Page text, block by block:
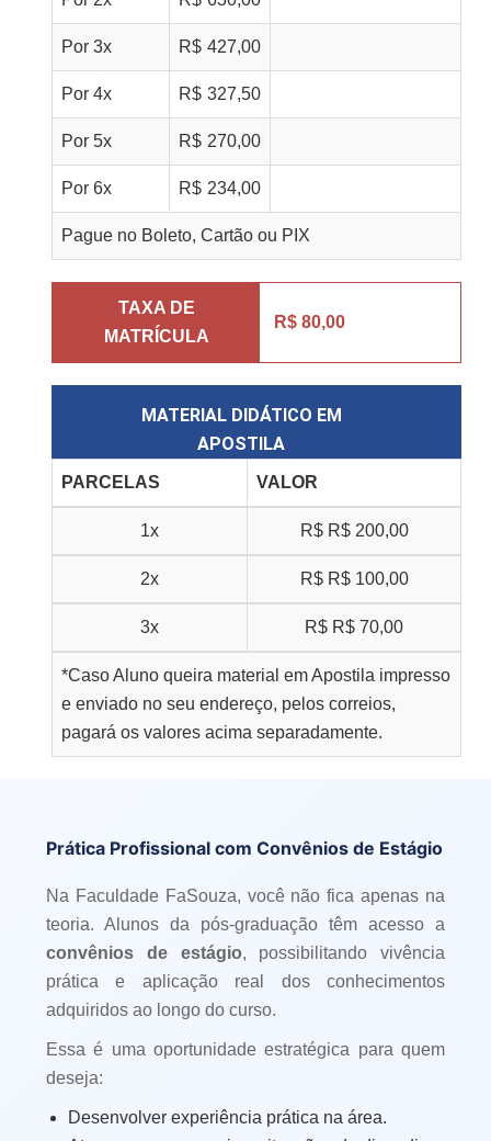
Por 3x R$ 427,00
Por 4x R$ 327,50
Por 5x R$ 270,00
Por 6x R$ 234,00
Pague no Boleto, Cartão ou PIX
TAXA DE
MATRÍCULA
R$ 80,00
MATERIAL DIDÁTICO EM
APOSTILA
PARCELAS VALOR
1x R$ R$ 200,00
2x R$ R$ 100,00
3x R$ R$ 70,00
*Caso Aluno queira material em Apostila impresso
e enviado no seu endereço, pelos correios,
pagará os valores acima separadamente.
Prática Profissional com Convênios de Estágio
Na Faculdade FaSouza, você não fica apenas na
teoria. Alunos da pós-graduação têm acesso a
convênios de estágio, possibilitando vivência
prática e aplicação real dos conhecimentos
adquiridos ao longo do curso.
Essa é uma oportunidade estratégica para quem
deseja:
Desenvolver experiência prática na área.